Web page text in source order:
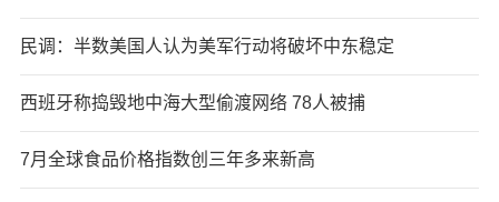
民调：半数美国人认为美军行动将破坏中东稳定
西班牙称捣毁地中海大型偷渡网络 78人被捕
7月全球食品价格指数创三年多来新高